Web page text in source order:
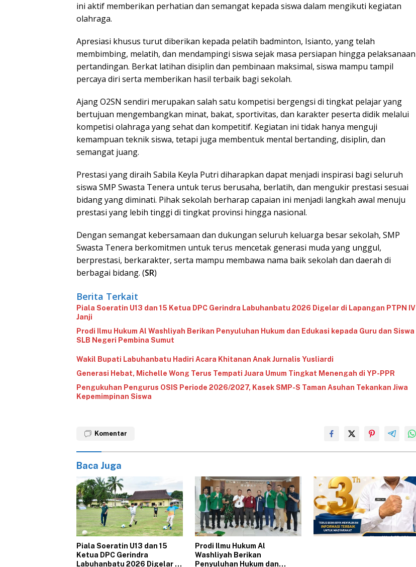
ini aktif memberikan perhatian dan semangat kepada siswa dalam mengikuti kegiatan
olahraga.
Apresiasi khusus turut diberikan kepada pelatih badminton, Isianto, yang telah
membimbing, melatih, dan mendampingi siswa sejak masa persiapan hingga pelaksanaan
pertandingan. Berkat latihan disiplin dan pembinaan maksimal, siswa mampu tampil
percaya diri serta memberikan hasil terbaik bagi sekolah.
Ajang O2SN sendiri merupakan salah satu kompetisi bergengsi di tingkat pelajar yang
bertujuan mengembangkan minat, bakat, sportivitas, dan karakter peserta didik melalui
kompetisi olahraga yang sehat dan kompetitif. Kegiatan ini tidak hanya menguji
kemampuan teknik siswa, tetapi juga membentuk mental bertanding, disiplin, dan
semangat juang.
Prestasi yang diraih Sabila Keyla Putri diharapkan dapat menjadi inspirasi bagi seluruh
siswa SMP Swasta Tenera untuk terus berusaha, berlatih, dan mengukir prestasi sesuai
bidang yang diminati. Pihak sekolah berharap capaian ini menjadi langkah awal menuju
prestasi yang lebih tinggi di tingkat provinsi hingga nasional.
Dengan semangat kebersamaan dan dukungan seluruh keluarga besar sekolah, SMP
Swasta Tenera berkomitmen untuk terus mencetak generasi muda yang unggul,
berprestasi, berkarakter, serta mampu membawa nama baik sekolah dan daerah di
berbagai bidang. (SR)
Berita Terkait
‎Piala Soeratin U13 dan 15 Ketua DPC Gerindra Labuhanbatu 2026 Digelar di Lapangan PTPN IV
Janji‎
‎Prodi Ilmu Hukum Al Washliyah Berikan Penyuluhan Hukum dan Edukasi kepada Guru dan Siswa
SLB Negeri Pembina Sumut‎‎
‎Wakil Bupati Labuhanbatu Hadiri Acara Khitanan Anak Jurnalis Yusliardi
‎Generasi Hebat, Michelle Wong Terus Tempati Juara Umum Tingkat Menengah di YP-PPR‎‎
Pengukuhan Pengurus OSIS Periode 2026/2027, Kasek SMP-S Taman Asuhan Tekankan Jiwa
Kepemimpinan Siswa
Komentar
Baca Juga
‎Piala Soeratin U13 dan 15
Ketua DPC Gerindra
Labuhanbatu 2026 Digelar di
‎Prodi Ilmu Hukum Al
Washliyah Berikan
Penyuluhan Hukum dan